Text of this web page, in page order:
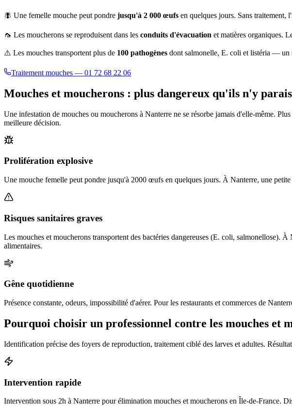
🪰 Une femelle mouche peut pondre jusqu'à 2 000 œufs en quelques jours. Sans traitement,
🦟 Les moucherons se reproduisent dans les conduits d'évacuation et matières organiques.
⚠️ Les mouches transportent plus de 100 pathogènes dont salmonelle, E. coli et listéria — un
Traitement mouches — 01 72 68 22 06
Mouches et moucherons : plus dangereux qu'ils n'y
Une infestation de mouches ou moucherons à Nanterre ne se résorbe jamais d'elle-même.
meilleure décision.
Prolifération explosive
Une mouche femelle peut pondre jusqu'à 2000 œufs en quelques jours. À Nanterre, une
Risques sanitaires graves
Les mouches et moucherons transportent des bactéries dangereuses (E. coli, salmonellose).
alimentaires.
Gêne quotidienne
Présence constante, odeurs, impossibilité d'aérer. Pour les restaurants et commerces de
Pourquoi choisir un professionnel contre les mouches et
Identification précise des foyers de reproduction, traitement ciblé des larves et adultes.
Intervention rapide
Intervention sous 2h à Nanterre pour élimination mouches et moucherons en Île-de-France.